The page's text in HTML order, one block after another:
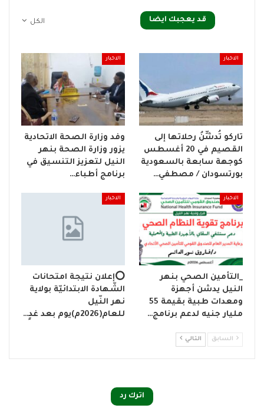
الكل قد يعجبك ايضا
الاخبار
تاركو تُدشِّنُ رحلاتها إلى
القصيم في 20 أغسطس
كوجهة سابعة بالسعودية
بورتسودان / مصطفي…
الاخبار
وفد وزارة الصحة الاتحادية
يزور وزارة الصحة بنهر
النيل لتعزيز التنسيق في
برنامج أطباء…
الاخبار
_التأمين الصحي بنهر
النيل يدشن أجهزة
ومعدات طبية بقيمة 55
مليار جنيه لدعم برنامج…
الاخبار
⭕إعلان نتيجة امتحانات
الشّهادة الابتدائيّة بولاية
نهر النّيل
للعام(2026م)يوم بعد غدٍ…
السابق التالي
اترك رد